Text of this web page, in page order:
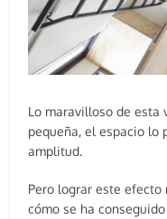
Lo maravilloso de esta
pequeña, el espacio lo
amplitud.
Pero lograr este efecto
cómo se ha